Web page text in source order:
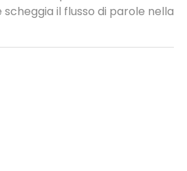
il flusso di parole nella